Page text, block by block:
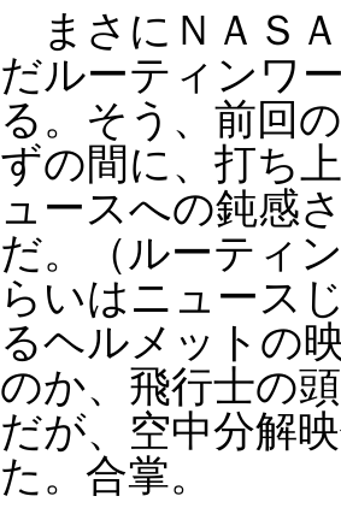
まさにＮＡＳ
だルーティンワ
る。そう、前回
ずの間に、打ち
ュースへの鈍感
だ。（ルーティ
らいはニュース
るヘルメットの
のか、飛行士の
だが、空中分解
た。合掌。